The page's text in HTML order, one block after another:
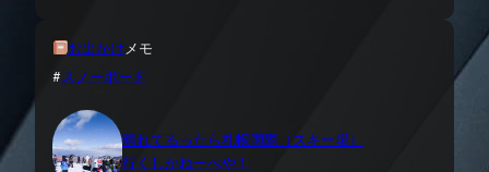
お出かけ メモ
# スノーボード
晴れてるったら札幌国際（スキー場）
行くしかねーべや！